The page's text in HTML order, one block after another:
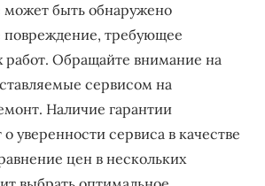
может быть обнаружено
повреждение‚ требующее
работ. Обращайте внимание на
сервисом на
Наличие гарантии
о уверенности сервиса в качестве
цен в нескольких